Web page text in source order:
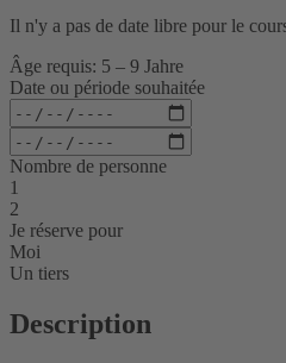
Il n'y a pas de date libre pour le
Âge requis: 5 – 9 Jahre
Date ou période souhaitée
Nombre de personne
1
2
Je réserve pour
Moi
Un tiers
Description